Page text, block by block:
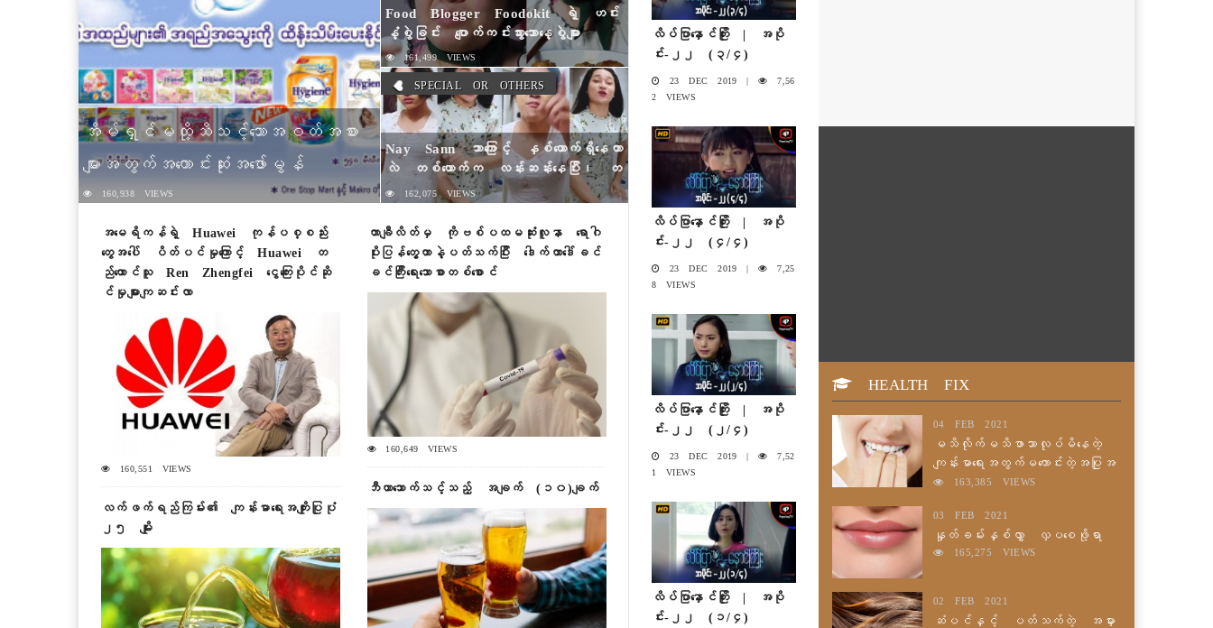
အိမ်ရှင်မတို့သိသင့်သောအဝတ်အစား
များအတွက်အကောင်းဆုံးအဖော်မွန်
160,938 VIEWS
Food Blogger Foodokit ရဲ့ ဟင်း
နံ့စွဲခြင်း ပျောက်ကင်းသွားသောနေ့စွဲများ
161,499 VIEWS
Nay Sann ဘာကြောင့် နှစ်ယောက်ရှိနေတာ
လဲ တစ်ယောက်က လန်းဆန်းနေပြီး၊ တ
စ်ယောက်က မလန်းမဆန်းဖြစ်နေရတာလ
ည်း ၊ အောက်က VDO မှာ အဖြေရှာ
ကြည့်ရအောင်။
162,075 VIEWS
SPECIAL OR OTHERS
အမေရိကန်ရဲ့ Huawei ကုန်ပစ္စည်း
တွေအပေါ် ပိတ်ပင်မှုကြောင့် Huawei တ
ည်ထောင်သူ Ren Zhengfei ငွေကြေးပိုင်ဆို
င်မှုများကျဆင်းလာ
160,551 VIEWS
လက်ဖက်ရည်ကြမ်း၏ ကျန်းမာရေးအကျိုးပြုပုံ
၂၅ မျိုး
တာချီလိတ်မှ ကိုဗစ်ပထမဆုံးလူနာ ရောဂါ
ပိုးပြန်တွေ့တာနဲ့ပတ်သက်ပြီး ဒေါက်တာဒေါ်ခင်
ခင်ကြီးရေးသောစာတစ်စောင်
160,649 VIEWS
ဘီယာသောက်သင့်သည့် အချက် (၁၀)ချက်
လိပ်ပြာနှောင်ကြိုး | အပို
င်း-၂၂ (၃/၄)
23 DEC 2019 |
7,56
2 VIEWS
လိပ်ပြာနှောင်ကြိုး | အပို
င်း-၂၂ (၄/၄)
23 DEC 2019 |
7,25
8 VIEWS
လိပ်ပြာနှောင်ကြိုး | အပို
င်း-၂၂ (၂/၄)
23 DEC 2019 |
7,52
1 VIEWS
လိပ်ပြာနှောင်ကြိုး | အပို
င်း-၂၂ (၁/၄)
HEALTH FIX
04 FEB 2021
မသိလိုက်မသိဖာသာလုပ်မိနေတဲ့
ကျန်းမာရေးအတွက်မကောင်းတဲ့အပြုအ
မူများ163,385 VIEWS
03 FEB 2021
နှုတ်ခမ်းနှစ်လွှာ လှပစေဖို့ရာ
165,275 VIEWS
02 FEB 2021
ဆံပင်နှင့် ပတ်သက်တဲ့ အမှား